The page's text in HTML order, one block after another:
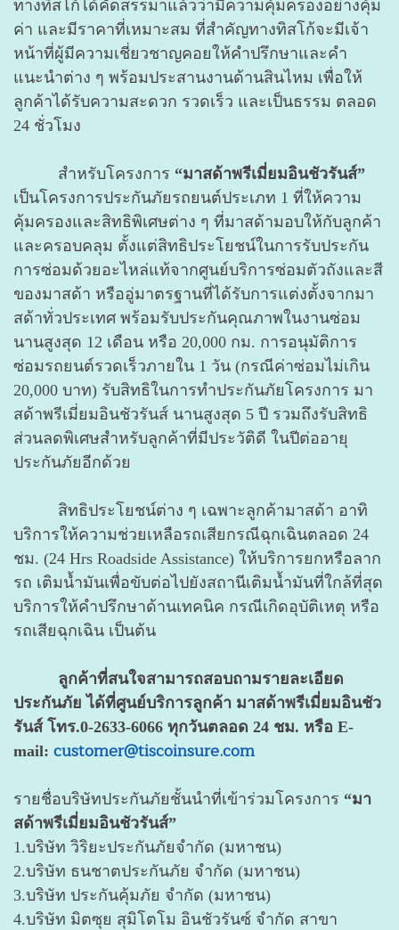
ทางทิสโก้ได้คัดสรรมาแล้วว่ามีความคุ้มครองอย่างคุ้ม
ค่า และมีราคาที่เหมาะสม ที่สำคัญทางทิสโก้จะมีเจ้า
หน้าที่ผู้มีความเชี่ยวชาญคอยให้คำปรึกษาและคำ
แนะนำต่าง ๆ พร้อมประสานงานด้านสินไหม เพื่อให้
ลูกค้าได้รับความสะดวก รวดเร็ว และเป็นธรรม ตลอด
24 ชั่วโมง
สำหรับโครงการ “มาสด้าพรีเมี่ยมอินชัวรันส์”
เป็นโครงการประกันภัยรถยนต์ประเภท 1 ที่ให้ความ
คุ้มครองและสิทธิพิเศษต่าง ๆ ที่มาสด้ามอบให้กับลูกค้า
และครอบคลุม ตั้งแต่สิทธิประโยชน์ในการรับประกัน
การซ่อมด้วยอะไหล่แท้จากศูนย์บริการซ่อมตัวถังและสี
ของมาสด้า หรืออู่มาตรฐานที่ได้รับการแต่งตั้งจากมา
สด้าทั่วประเทศ พร้อมรับประกันคุณภาพในงานซ่อม
นานสูงสุด 12 เดือน หรือ 20,000 กม. การอนุมัติการ
ซ่อมรถยนต์รวดเร็วภายใน 1 วัน (กรณีค่าซ่อมไม่เกิน
20,000 บาท) รับสิทธิในการทำประกันภัยโครงการ มา
สด้าพรีเมี่ยมอินชัวรันส์ นานสูงสุด 5 ปี รวมถึงรับสิทธิ
ส่วนลดพิเศษสำหรับลูกค้าที่มีประวัติดี ในปีต่ออายุ
ประกันภัยอีกด้วย
สิทธิประโยชน์ต่าง ๆ เฉพาะลูกค้ามาสด้า อาทิ
บริการให้ความช่วยเหลือรถเสียกรณีฉุกเฉินตลอด 24
ชม. (24 Hrs Roadside Assistance) ให้บริการยกหรือลาก
รถ เติมน้ำมันเพื่อขับต่อไปยังสถานีเติมน้ำมันที่ใกล้ที่สุด
บริการให้คำปรึกษาด้านเทคนิค กรณีเกิดอุบัติเหตุ หรือ
รถเสียฉุกเฉิน เป็นต้น
ลูกค้าที่สนใจสามารถสอบถามรายละเอียด
ประกันภัย ได้ที่ศูนย์บริการลูกค้า มาสด้าพรีเมี่ยมอินชัว
รันส์ โทร.0-2633-6066 ทุกวันตลอด 24 ชม. หรือ E-
mail: customer@tiscoinsure.com
รายชื่อบริษัทประกันภัยชั้นนำที่เข้าร่วมโครงการ “มา
สด้าพรีเมี่ยมอินชัวรันส์”
1.บริษัท วิริยะประกันภัยจำกัด (มหาชน)
2.บริษัท ธนชาตประกันภัย จำกัด (มหาชน)
3.บริษัท ประกันคุ้มภัย จำกัด (มหาชน)
4.บริษัท มิตซุย สุมิโตโม อินชัวรันซ์ จำกัด สาขา